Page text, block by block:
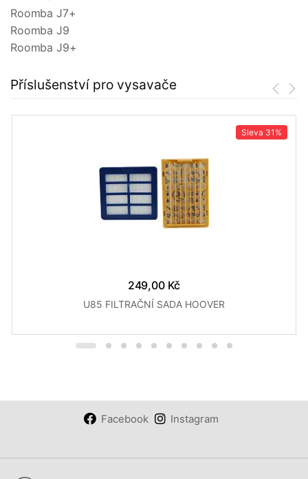
Roomba J7+
Roomba J9
Roomba J9+
Příslušenství pro vysavače
Sleva 31%
249,00 Kč
U85 FILTRAČNÍ SADA HOOVER
Facebook Instagram